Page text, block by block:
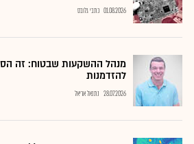
01.08.2026 כתבי גלובס
מנהל ההשקעות שבטוח: זה
להזדמנות
28.07.2026 נתנאל אריאל